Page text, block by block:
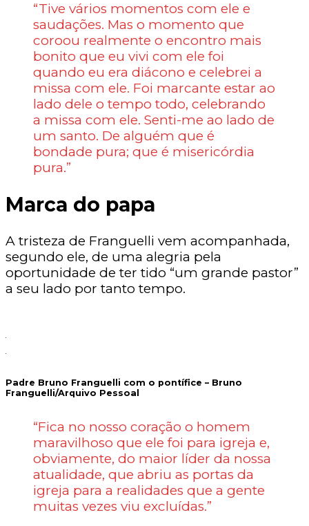
“Tive vários momentos com ele e
saudações. Mas o momento que
coroou realmente o encontro mais
bonito que eu vivi com ele foi
quando eu era diácono e celebrei a
missa com ele. Foi marcante estar ao
lado dele o tempo todo, celebrando
a missa com ele. Senti-me ao lado de
um santo. De alguém que é
bondade pura; que é misericórdia
pura.”
Marca do papa
A tristeza de Franguelli vem acompanhada,
segundo ele, de uma alegria pela
oportunidade de ter tido “um grande pastor”
a seu lado por tanto tempo.
Padre Bruno Franguelli com o pontífice – Bruno
Franguelli/Arquivo Pessoal
“Fica no nosso coração o homem
maravilhoso que ele foi para igreja e,
obviamente, do maior líder da nossa
atualidade, que abriu as portas da
igreja para a realidades que a gente
muitas vezes viu excluídas.”